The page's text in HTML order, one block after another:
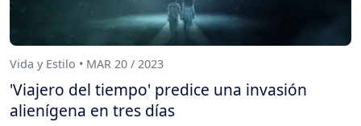
Vida y Estilo • MAR 20 / 2023
'Viajero del tiempo' predice una invasión
alienígena en tres días